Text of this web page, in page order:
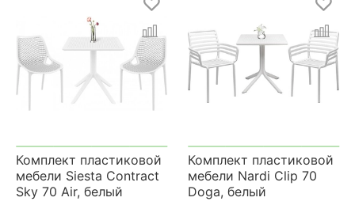
Комплект пластиковой
мебели Siesta Contract
Sky 70 Air, белый
Комплект пластиковой
мебели Nardi Clip 70
Doga, белый